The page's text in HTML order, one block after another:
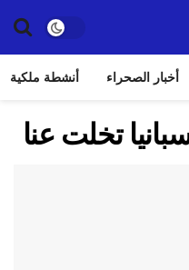
أخبار الصحراء أنشطة ملكية
تخلت عنا